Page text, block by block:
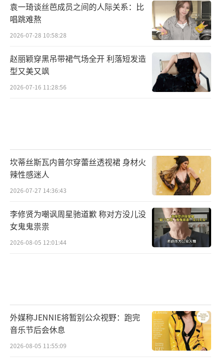
袁一琦谈丝芭成员之间的人际关系：比
唱跳难熬
2026-07-28 10:58:28
赵丽颖穿黑吊带裙气场全开 利落短发造
型又美又飒
2026-07-16 11:28:56
坎蒂丝斯瓦内普尔穿蕾丝透视裙 身材火
辣性感迷人
2026-07-27 14:36:43
李修贤为嘲讽周星驰道歉 称对方没儿没
女鬼鬼祟祟
2026-08-05 12:01:44
外媒称JENNIE将暂别公众视野：跑完
音乐节后会休息
2026-08-05 11:55:09